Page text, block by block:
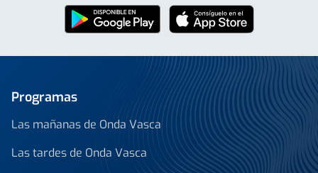
Programas
Las mañanas de Onda Vasca
Las tardes de Onda Vasca